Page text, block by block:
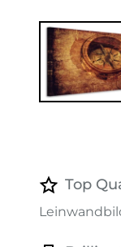
Top